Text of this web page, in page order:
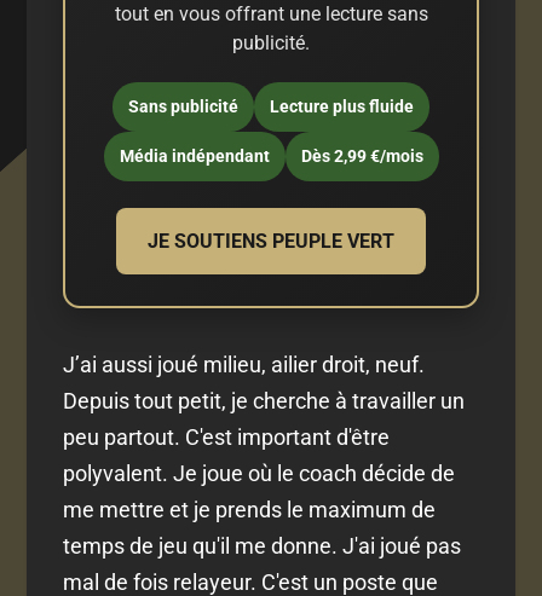
tout en vous offrant une lecture sans
publicité.
Sans publicité Lecture plus fluide
Média indépendant Dès 2,99 €/mois
JE SOUTIENS PEUPLE VERT
J’ai aussi joué milieu, ailier droit, neuf.
Depuis tout petit, je cherche à travailler un
peu partout. C'est important d'être
polyvalent. Je joue où le coach décide de
me mettre et je prends le maximum de
temps de jeu qu'il me donne. J'ai joué pas
mal de fois relayeur. C'est un poste que